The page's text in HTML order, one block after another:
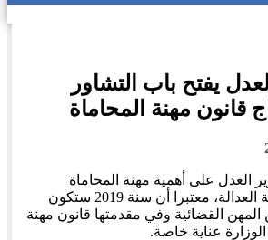
يفتح باب التشاور
قانون مهنة المحاماة
العدل على أهمية مهنة المحاماة
ومكانتها في منظومة العدالة، معتبرا أن سنة 2019 ستكون
المهن القضائية وفي مقدمتها قانون مهنة
الوزارة عناية خاصة.